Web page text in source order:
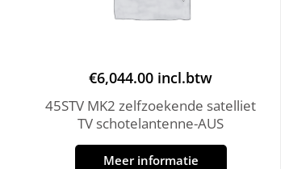
€6,044.00 incl.btw
45STV MK2 zelfzoekende satelliet
TV schotelantenne-AUS
Meer informatie